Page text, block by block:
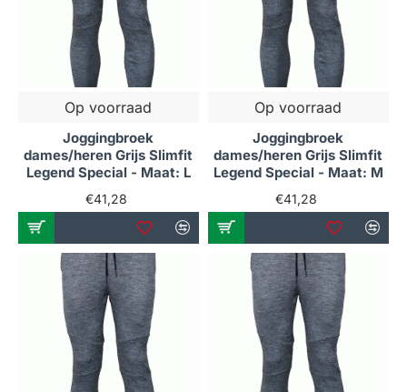
Op voorraad
Joggingbroek
dames/heren Grijs Slimfit
Legend Special - Maat: L
€41,28
Op voorraad
Joggingbroek
dames/heren Grijs Slimfit
Legend Special - Maat: M
€41,28